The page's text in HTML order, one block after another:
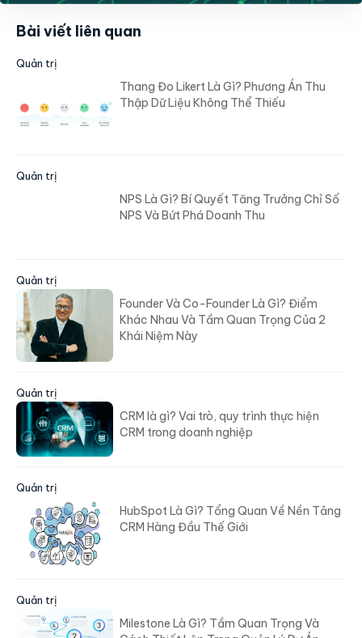
Bài viết liên quan
Quản trị
Thang Đo Likert Là Gì? Phương Án Thu
Thập Dữ Liệu Không Thể Thiếu
Quản trị
NPS Là Gì? Bí Quyết Tăng Trưởng Chỉ Số
NPS Và Bứt Phá Doanh Thu
Quản trị
Founder Và Co-Founder Là Gì? Điểm
Khác Nhau Và Tầm Quan Trọng Của 2
Khái Niệm Này
Quản trị
CRM là gì? Vai trò, quy trình thực hiện
CRM trong doanh nghiệp
Quản trị
HubSpot Là Gì? Tổng Quan Về Nền Tảng
CRM Hàng Đầu Thế Giới
Quản trị
Milestone Là Gì? Tầm Quan Trọng Và